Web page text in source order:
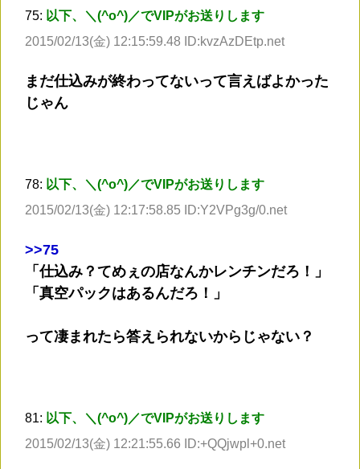
75: 以下、＼(^o^)／でVIPがお送りします
2015/02/13(金) 12:15:59.48 ID:kvzAzDEtp.net
まだ仕込みが終わってないって言えばよかった
じゃん
78: 以下、＼(^o^)／でVIPがお送りします
2015/02/13(金) 12:17:58.85 ID:Y2VPg3g/0.net
>>75
「仕込み？てめぇの店なんかレンチンだろ！」
「真空パックはあるんだろ！」
って凄まれたら答えられないからじゃない？
81: 以下、＼(^o^)／でVIPがお送りします
2015/02/13(金) 12:21:55.66 ID:+QQjwpl+0.net